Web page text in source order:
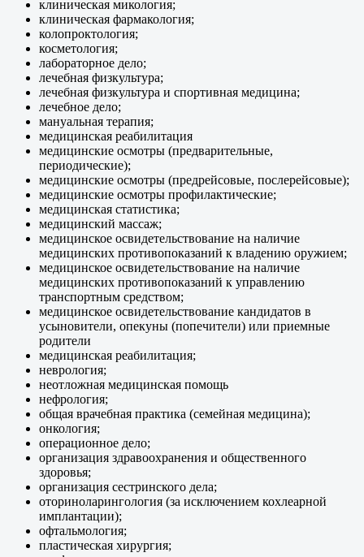
клиническая микология;
клиническая фармакология;
колопроктология;
косметология;
лабораторное дело;
лечебная физкультура;
лечебная физкультура и спортивная медицина;
лечебное дело;
мануальная терапия;
медицинская реабилитация
медицинские осмотры (предварительные,
периодические);
медицинские осмотры (предрейсовые, послерейсовые);
медицинские осмотры профилактические;
медицинская статистика;
медицинский массаж;
медицинское освидетельствование на наличие
медицинских противопоказаний к владению оружием;
медицинское освидетельствование на наличие
медицинских противопоказаний к управлению
транспортным средством;
медицинское освидетельствование кандидатов в
усыновители, опекуны (попечители) или приемные
родители
медицинская реабилитация;
неврология;
неотложная медицинская помощь
нефрология;
общая врачебная практика (семейная медицина);
онкология;
операционное дело;
организация здравоохранения и общественного
здоровья;
организация сестринского дела;
оториноларингология (за исключением кохлеарной
имплантации);
офтальмология;
пластическая хирургия;